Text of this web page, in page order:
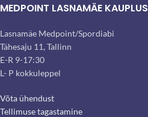
MEDPOINT LASNAMÄE KAUPLUS
Lasnamäe Medpoint/Spordiabi
Tähesaju 11, Tallinn
E-R 9-17:30
L- P kokkuleppel
Võta ühendust
Tellimuse tagastamine